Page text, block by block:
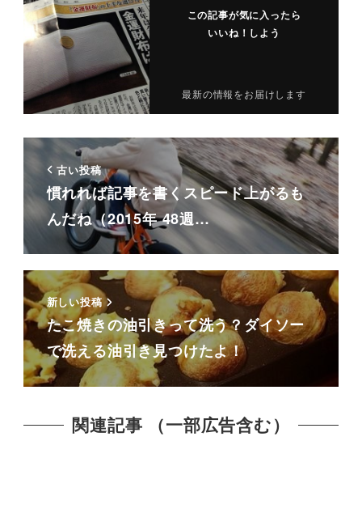
この記事が気に入ったら
いいね！しよう
最新の情報をお届けします
古い投稿
慣れれば記事を書くスピード上がるも
んだね（2015年 48週…
新しい投稿
たこ焼きの油引きって洗う？ダイソー
で洗える油引き見つけたよ！
関連記事 （一部広告含む）